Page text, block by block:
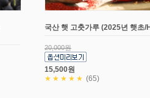
국산 햇 고춧가루 (2025년 햇초/
20,000원
15,500원
★★★★★ (65)